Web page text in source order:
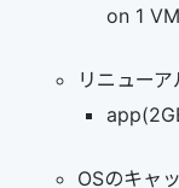
on 1 VM
リニューア
OSのキャ